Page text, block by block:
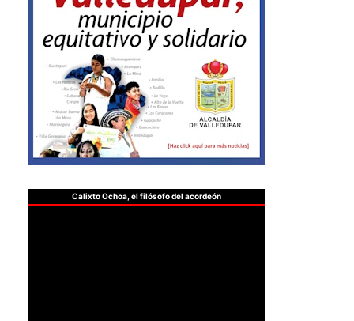
Calixto Ochoa, el filósofo del acordeón